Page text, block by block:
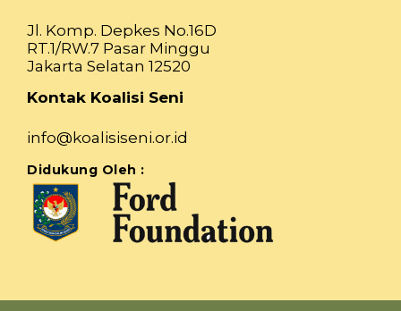
Jl. Komp. Depkes No.16D
RT.1/RW.7 Pasar Minggu
Jakarta Selatan 12520
Kontak Koalisi Seni
info@koalisiseni.or.id
Didukung Oleh :